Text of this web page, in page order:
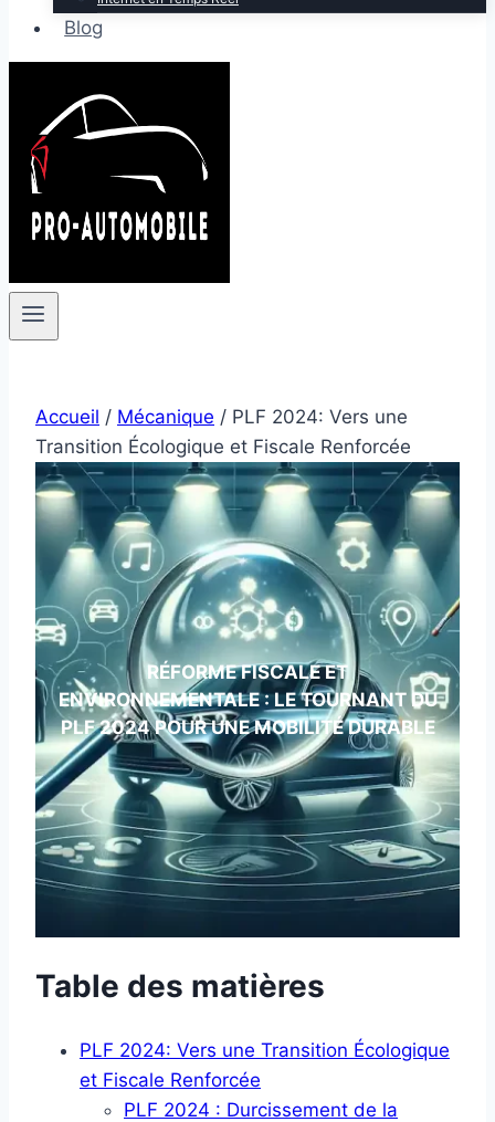
Blog
Accueil / Mécanique / PLF 2024: Vers une
Transition Écologique et Fiscale Renforcée
RÉFORME FISCALE ET
ENVIRONNEMENTALE : LE TOURNANT DU
PLF 2024 POUR UNE MOBILITÉ DURABLE
Table des matières
PLF 2024: Vers une Transition Écologique
et Fiscale Renforcée
PLF 2024 : Durcissement de la